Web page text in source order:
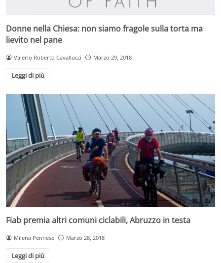
Donne nella Chiesa: non siamo fragole sulla torta ma
lievito nel pane
Valerio Roberto Cavallucci Marzo 29, 2018
Leggi di più
Fiab premia altri comuni ciclabili, Abruzzo in testa
Milena Pennese Marzo 28, 2018
Leggi di più